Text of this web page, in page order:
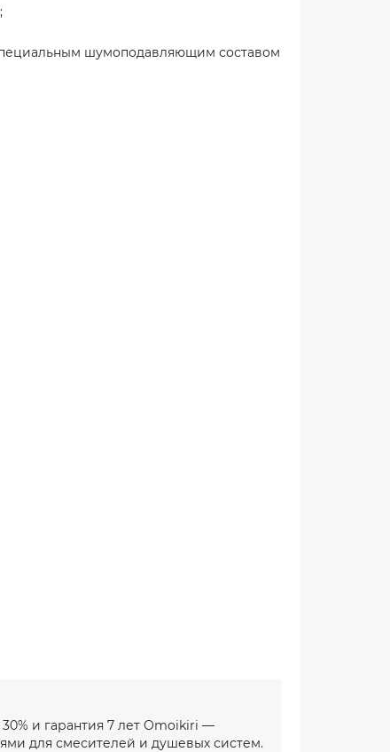
шумоподавляющим составом
и гарантия 7 лет Omoikiri —
для смесителей и душевых систем.